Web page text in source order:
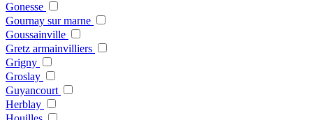
Gonesse
Gournay sur marne
Goussainville
Gretz armainvilliers
Grigny
Groslay
Guyancourt
Herblay